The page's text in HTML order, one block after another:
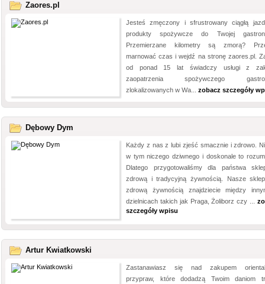
Zaores.pl
Jesteś zmęczony i sfrustrowany ciągłą
produkty spożywcze do Twojej
Przemierzane kilometry są zmorą?
marnować czas i wejdź na stronę zaores.pl.
od ponad 15 lat świadczy usługi z
zaopatrzenia spożywczego
zlokalizowanych w Wa... zobacz szczegóły
Dębowy Dym
Każdy z nas z lubi zjeść smacznie i zdrowo.
w tym niczego dziwnego i doskonale to
Dlatego przygotowaliśmy dla państwa
zdrową i tradycyjną żywnością. Nasze
zdrową żywnością znajdziecie między
dzielnicach takich jak Praga, Żoliborz czy ...
szczegóły wpisu
Artur Kwiatkowski
Zastanawiasz się nad zakupem
przypraw, które dodadzą Twoim daniom